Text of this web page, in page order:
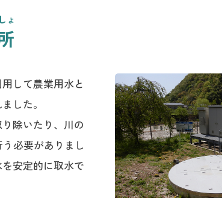
ょ
して農業用水と
した。
除いたり、川の
必要がありまし
安定的に取水で